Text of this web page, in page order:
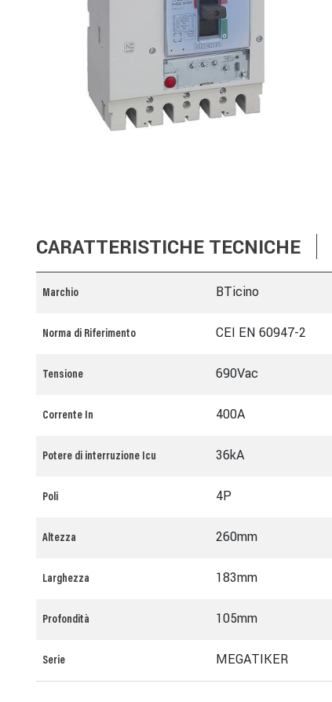
CARATTERISTICHE TECNICHE
Marchio BTicino
Norma di Riferimento CEI EN 60947-2
Tensione 690Vac
Corrente In 400A
Potere di interruzione Icu 36kA
Poli 4P
Altezza 260mm
Larghezza 183mm
Profondità 105mm
Serie MEGATIKER